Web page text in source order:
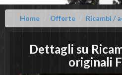
Home Offerte Ricambi /
Dettagli su
originali